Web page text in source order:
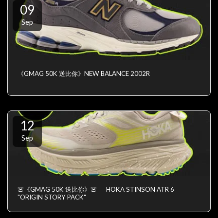
09
Sep
《GMAG 50K 送比你》NEW BALANCE 2002R
12
Sep
🚨《GMAG 50K 送比你》🚨 HOKA STINSON ATR 6
"ORIGIN STORY PACK"